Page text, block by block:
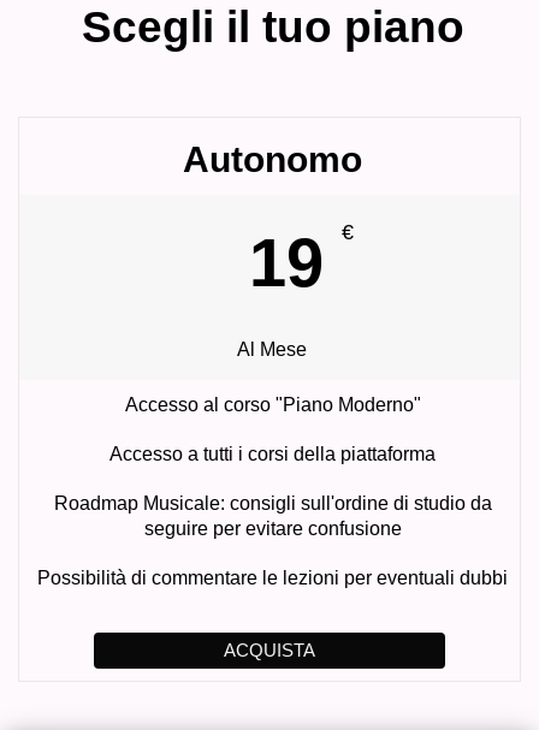
Scegli il tuo piano
Autonomo
19 €
Al Mese
Accesso al corso "Piano Moderno"
Accesso a tutti i corsi della piattaforma
Roadmap Musicale: consigli sull'ordine di studio da
seguire per evitare confusione
Possibilità di commentare le lezioni per eventuali dubbi
ACQUISTA